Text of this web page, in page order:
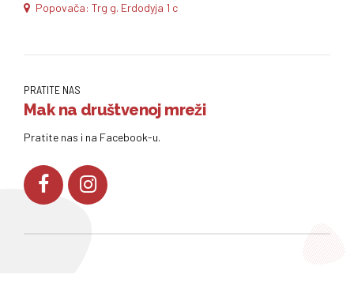
Popovača: Trg g. Erdodyja 1 c
PRATITE NAS
Mak na društvenoj mreži
Pratite nas i na Facebook-u.